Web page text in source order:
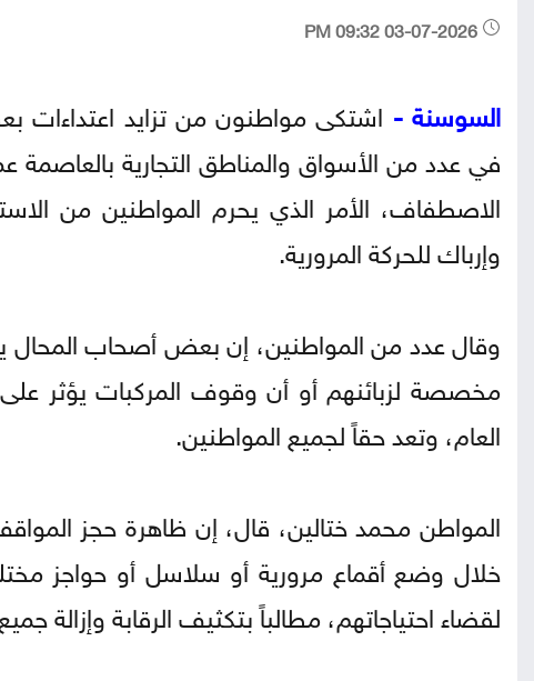
السوسنة - اشتكى مواطنون من تزايد اعتداءات
في عدد من الأسواق والمناطق التجارية
الاصطفاف، الأمر الذي يحرم المواطنين من
وإرباك للحركة المرورية.
وقال عدد من المواطنين، إن بعض أصحاب
مخصصة لزبائنهم أو أن وقوف المركبات يؤثر
العام، وتعد حقاً لجميع المواطنين.
المواطن محمد ختالين، قال، إن ظاهرة حجز
خلال وضع أقماع مرورية أو سلاسل أو حواجز
لقضاء احتياجاتهم، مطالباً بتكثيف الرقابة وإزالة